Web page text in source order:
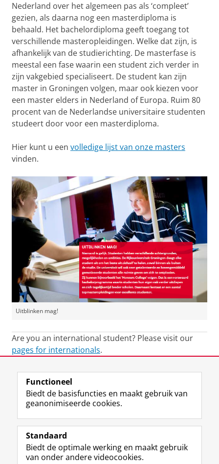
Nederland over het algemeen pas als ‘compleet’
gezien, als daarna nog een masterdiploma is
behaald. Het bachelordiploma geeft toegang tot
verschillende masteropleidingen. Welke dat zijn, is
afhankelijk van de studierichting. De masterfase is
meestal een fase waarin een student zich verder in
zijn vakgebied specialiseert. De student kan zijn
master in Groningen volgen, maar ook kiezen voor
een master elders in Nederland of Europa. Ruim 80
procent van de Nederlandse universitaire studenten
studeert door voor een masterdiploma.
Hier kunt u een volledige lijst van onze masters
vinden.
Uitblinken mag!
Are you an international student? Please visit our
pages for internationals.
Laatst gewijzigd: 18 december 2025 15:15
Volg de RUG
F
a
e
b
L
i
k
e
R
S
-
f
I
n
t
Y
o
T
Studiekiezers
Functioneel
Biedt de basisfuncties en maakt gebruik van
geanonimiseerde cookies.
Standaard
Biedt de optimale werking en maakt gebruik
van onder andere videocookies.